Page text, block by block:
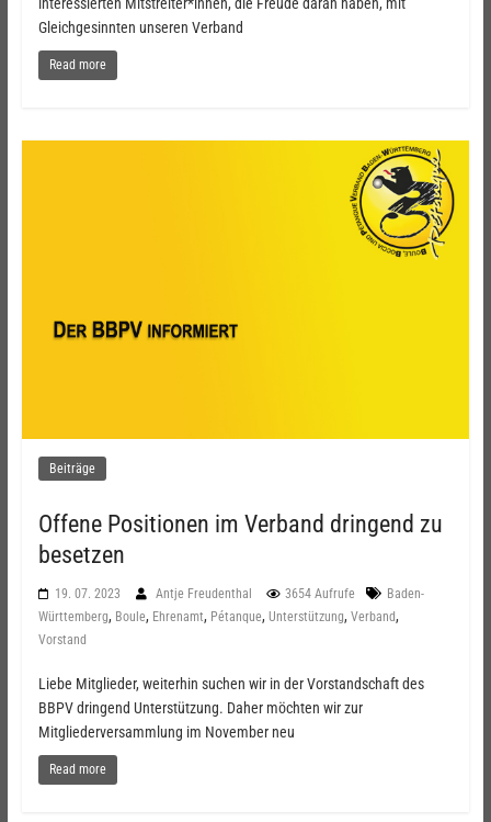
Gleichgesinnten unseren Verband
Read more
Beiträge
Offene Positionen im Verband dringend zu
besetzen
19. 07. 2023 Antje Freudenthal 3654 Aufrufe
Baden-
Württemberg, Boule, Ehrenamt, Pétanque, Unterstützung, Verband,
Vorstand
Liebe Mitglieder, weiterhin suchen wir in der Vorstandschaft des
BBPV dringend Unterstützung. Daher möchten wir zur
Mitgliederversammlung im November neu
Read more